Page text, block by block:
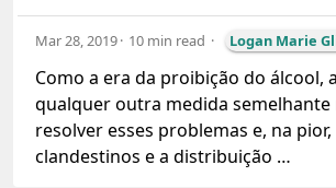
Mar 28, 2019 10 min read Logan Marie
Como a era da proibição do
qualquer outra medida
resolver esses problemas e, na
clandestinos e a distribuição …